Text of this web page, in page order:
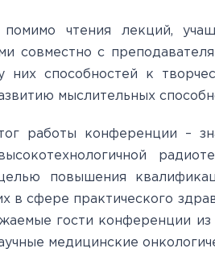
помимо чтения лекций,
совместно с
них способностей к
мыслительных
работы конференции –
повышения
в сфере практического
гости конференции
медицинские